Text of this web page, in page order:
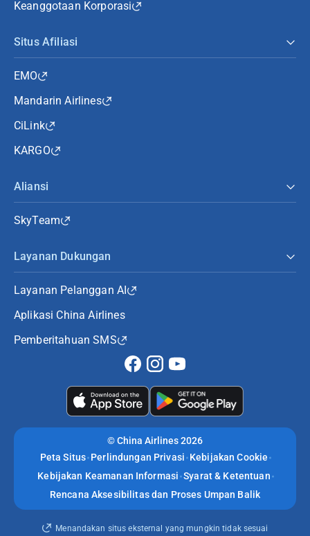
Keanggotaan Korporasi
Situs Afiliasi
EMO
Mandarin Airlines
CiLink
KARGO
Aliansi
SkyTeam
Layanan Dukungan
Layanan Pelanggan AI
Aplikasi China Airlines
Pemberitahuan SMS
©China Airlines 2026
Peta Situs Perlindungan Privasi Kebijakan Cookie
Kebijakan Keamanan Informasi Syarat & Ketentuan
Rencana Aksesibilitas dan Proses Umpan Balik
Menandakan situs eksternal yang mungkin tidak sesuai